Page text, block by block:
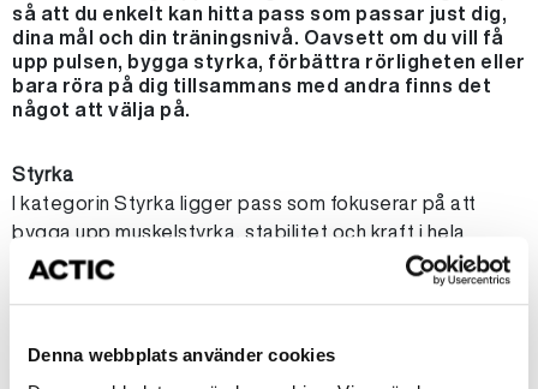
Denna webbplats använder cookies
så att du enkelt kan hitta pass som passar just dig,
dina mål och din träningsnivå. Oavsett om du vill få
upp pulsen, bygga styrka, förbättra rörligheten eller
bara röra på dig tillsammans med andra finns det
något att välja på.
Styrka
I kategorin Styrka ligger pass som fokuserar på att
bygga upp muskelstyrka, stabilitet och kraft i hela
kroppen. Här arbetar du med funktionella övningar där
både stora och små muskelgrupper aktiveras. Passen
känna dig mer stabil i vardagen.